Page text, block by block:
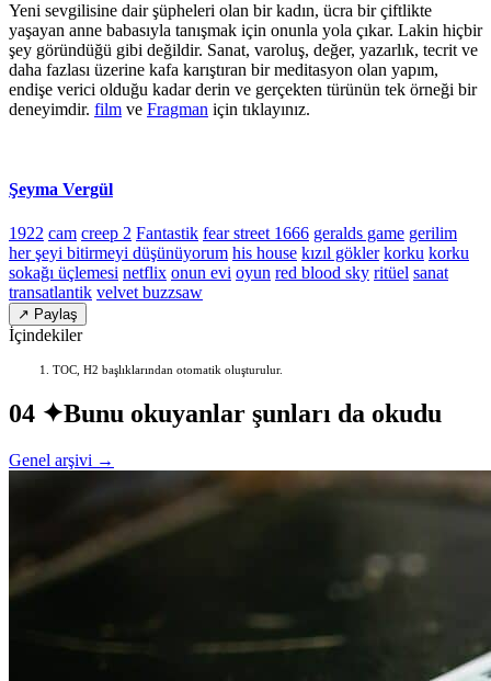
Yeni sevgilisine dair şüpheleri olan bir kadın, ücra bir çiftlikte
yaşayan anne babasıyla tanışmak için onunla yola çıkar. Lakin hiçbir
şey göründüğü gibi değildir. Sanat, varoluş, değer, yazarlık, tecrit ve
daha fazlası üzerine kafa karıştıran bir meditasyon olan yapım,
endişe verici olduğu kadar derin ve gerçekten türünün tek örneği bir
deneyimdir. film ve Fragman için tıklayınız.
Şeyma Vergül
1922 cam creep 2 Fantastik fear street 1666 geralds game gerilim
her şeyi bitirmeyi düşünüyorum his house kızıl gökler korku korku
sokağı üçlemesi netflix onun evi oyun red blood sky ritüel sanat
transatlantik velvet buzzsaw
↗ Paylaş
İçindekiler
TOC, H2 başlıklarından otomatik oluşturulur.
04 ✦Bunu okuyanlar şunları da okudu
Genel arşivi →